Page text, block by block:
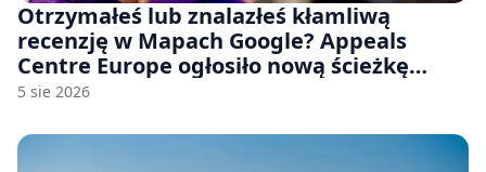
Otrzymałeś lub znalazłeś kłamliwą
recenzję w Mapach Google? Appeals
Centre Europe ogłosiło nową ścieżkę
odwoławczą dla firm i konsumentów
5 sie 2026